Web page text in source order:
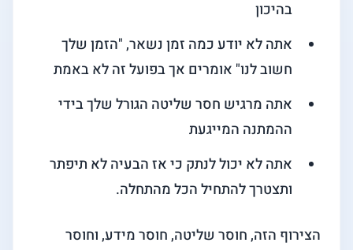
בהיכון
אתה לא יודע כמה זמן נשאר, "הזמן שלך
חשוב לנו" אומרים אך בפועל זה לא באמת
אתה מרגיש חסר שליטה הגורל שלך בידי
ההמתנה המייגעת
אתה לא יכול לנתק כי אז הבעיה לא תיפתר
ותצטרך להתחיל הכל מהתחלה.
הצירוף הזה, חוסר שליטה, חוסר מידע, וחוסר